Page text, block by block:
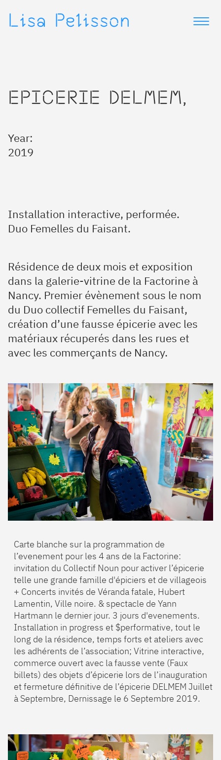
Lisa Pelisson
▷
EPICERIE DELMEM,
Year:
2019
Installation interactive, performée.
Duo Femelles du Faisant.
Résidence de deux mois et exposition
dans la galerie-vitrine de la Factorine à
Nancy. Premier évènement sous le nom
du Duo collectif Femelles du Faisant,
création d’une fausse épicerie avec les
matériaux récuperés dans les rues et
avec les commerçants de Nancy.
Carte blanche sur la programmation de
l’evenement pour les 4 ans de la Factorine:
invitation du Collectif Noun pour activer l’épicerie
telle une grande famille d'épiciers et de villageois
+ Concerts invités de Véranda fatale, Hubert
Lamentin, Ville noire. & spectacle de Yann
Hartmann le dernier jour. 3 jours d'evenements.
Installation in progress et $performative, tout le
long de la résidence, temps forts et ateliers avec
les adhérents de l’association; Vitrine interactive,
commerce ouvert avec la fausse vente (Faux
billets) des objets d’épicerie lors de l’inauguration
et fermeture définitive de l’épicerie DELMEM Juillet
à Septembre, Dernissage le 6 Septembre 2019.